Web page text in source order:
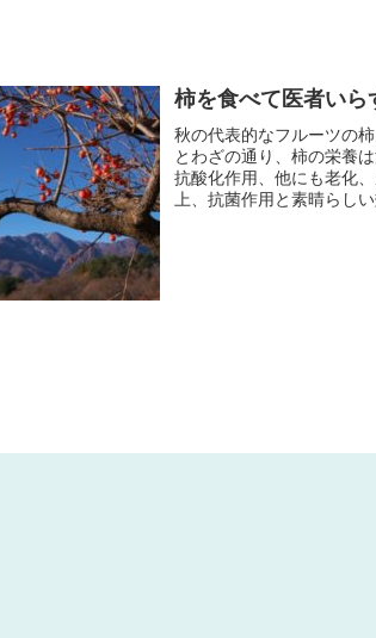
柿を食べて医者いら
秋の代表的なフルーツの
とわざの通り、柿の栄養
抗酸化作用、他にも老化
上、抗菌作用と素晴らし